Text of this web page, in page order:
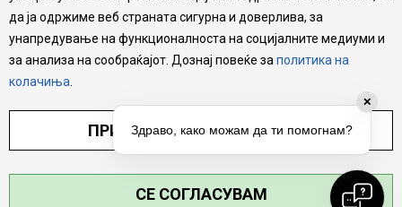
производите, прикажување на слики и цени, но не
можеме да гарантираме дека сите информации се
комплетни и без грешка. Сите производи се дел од
нашата понуда, но не се подразбира дека мора да се
достапни во секој момент.
да ја одржиме веб страната сигурна и доверлива, за
унапредување на функционалноста на социјалните медиуми и
за анализа на сообраќајот. Дознај повеќе за политика на
колачиња
ПРИЛАГОДИ ПОСТАВУВАЊА
СЕ СОГЛАСУВАМ
✕
Здраво, како можам да ти помогнам?